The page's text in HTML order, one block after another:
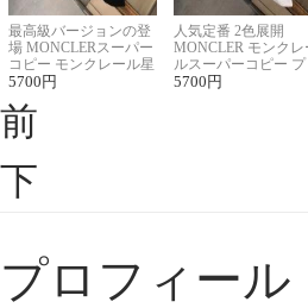
最高級バージョンの登
場 MONCLERスーパー
コピー モンクレール星
座半袖Tシャツ
5700 円
人気定番 2色展開
MONCLER モンクレ
ルスーパーコピー プ
ント半袖Tシャツ
5700 円
前
下
プロフィール